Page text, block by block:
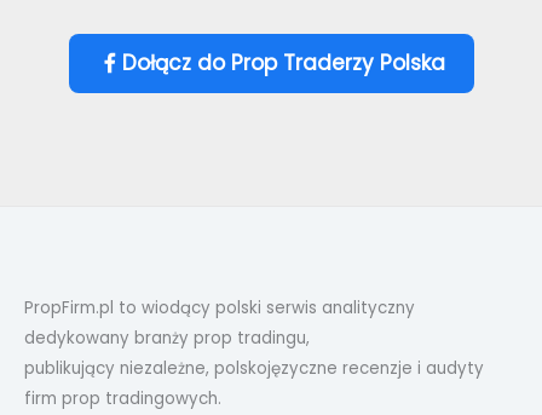
Dołącz do Prop Traderzy Polska
PropFirm.pl to wiodący polski serwis analityczny
dedykowany branży prop tradingu,
publikujący niezależne, polskojęzyczne recenzje i audyty
firm prop tradingowych.